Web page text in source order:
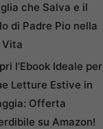
che Salva e il
di Padre Pio nella
Vita
l’Ebook Ideale per
Letture Estive in
Offerta
su Amazon!